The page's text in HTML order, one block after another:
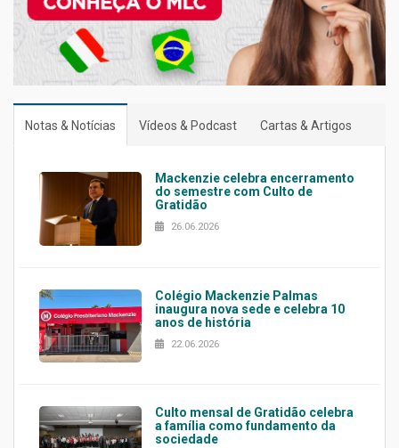
Notas & Notícias Vídeos & Podcast Cartas & Artigos
Mackenzie celebra encerramento
do semestre com Culto de
Gratidão
26.06.2026
Colégio Mackenzie Palmas
inaugura nova sede e celebra 10
anos de história
22.06.2026
Culto mensal de Gratidão celebra
a família como fundamento da
sociedade